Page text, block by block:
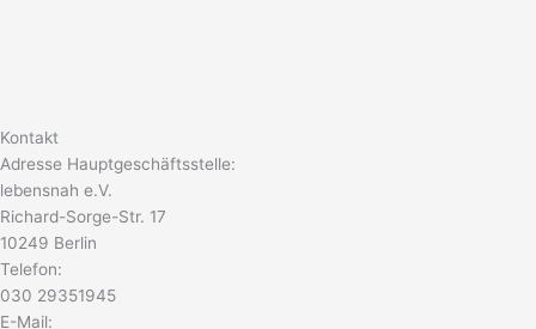
Kontakt
Adresse Hauptgeschäftsstelle:
lebensnah e.V.
Richard-Sorge-Str. 17
10249 Berlin
Telefon:
030 29351945
E-Mail: